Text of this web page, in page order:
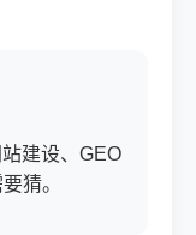
建设、GEO
猜。